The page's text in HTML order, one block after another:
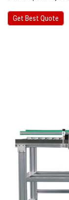
Get Best Quote